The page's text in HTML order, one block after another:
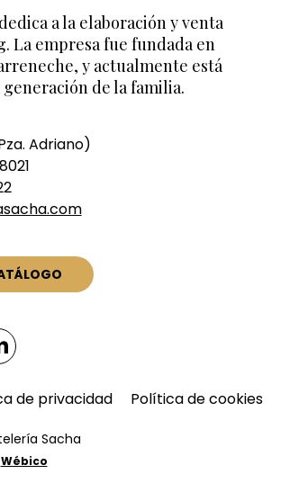
a la elaboración y venta
La empresa fue fundada en
y actualmente está
de la familia.
Adriano)
de privacidad Política de cookies
Sacha
Wébico